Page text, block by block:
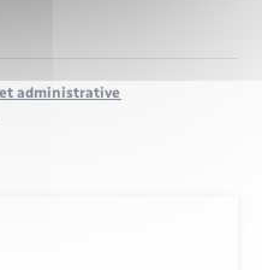
administrative